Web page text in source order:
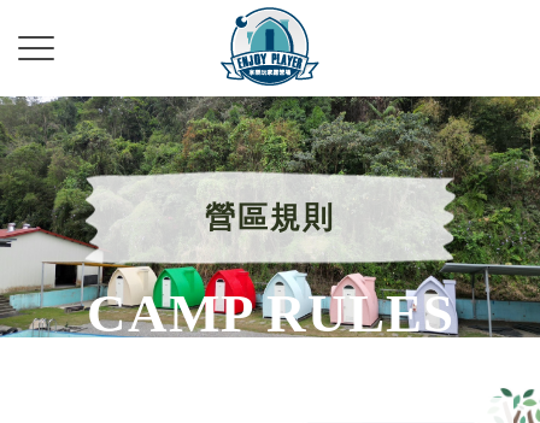
營區規則